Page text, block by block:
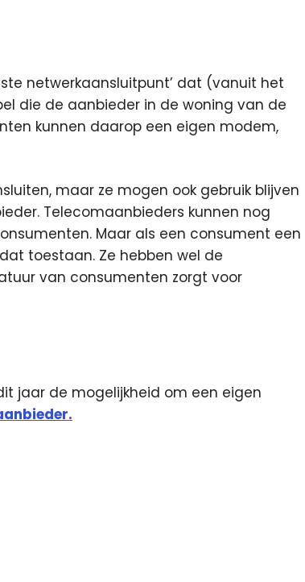
netwerkaansluitpunt’ dat (vanuit het
die de aanbieder in de woning van de
kunnen daarop een eigen modem,
maar ze mogen ook gebruik blijven
Telecomaanbieders kunnen nog
Maar als een consument een
toestaan. Ze hebben wel de
van consumenten zorgt voor
jaar de mogelijkheid om een eigen